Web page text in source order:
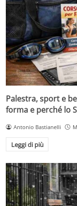
Palestra, sport e
forma e perché lo
Antonio Bastianelli
Leggi di più